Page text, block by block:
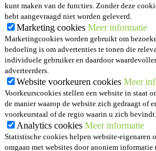
kunt maken van de functies. Zonder deze
hebt aangevraagd niet worden geleverd.
Marketing cookies Meer informatie
Marketingcookies worden gebruikt om
bedoeling is om advertenties te tonen die
individuele gebruiker en daardoor
adverteerders.
Website voorkeuren cookies Meer
Voorkeurscookies stellen een website in staat
de manier waarop de website zich gedraagt of
voorkeurstaal of de regio waarin u zich bevindt.
Analytics cookies Meer informatie
Statistische cookies helpen website-eigenaren
omgaan met websites door anoniem informatie